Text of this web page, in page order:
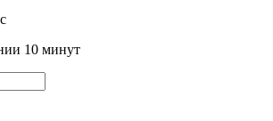
10 минут